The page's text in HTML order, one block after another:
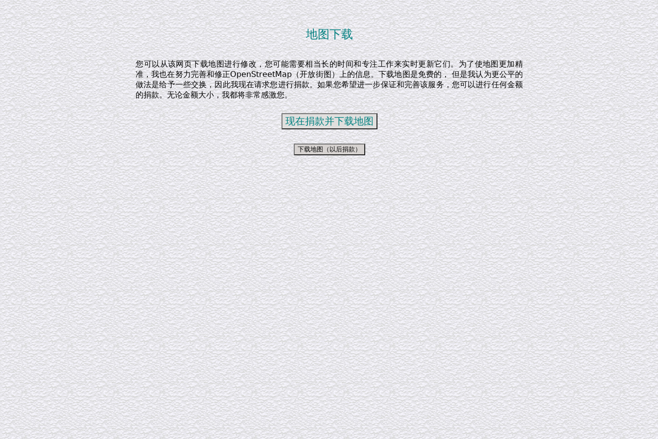
地图下载
您可以从该网页下载地图进行修改，您可能需要相当长的时间和专注工作来实时更新它们。为了使地图更加精
准，我也在努力完善和修正OpenStreetMap（开放街图）上的信息。下载地图是免费的， 但是我认为更公平的
做法是给予一些交换，因此我现在请求您进行捐款。如果您希望进一步保证和完善该服务，您可以进行任何金额
的捐款。无论金额大小，我都将非常感激您。